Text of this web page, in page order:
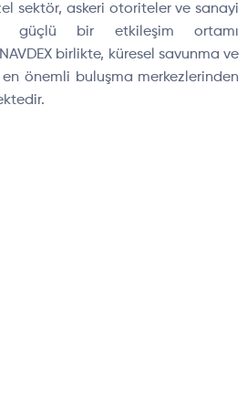
sektör, askeri otoriteler ve sanayi
güçlü bir etkileşim ortamı
birlikte, küresel savunma ve
önemli buluşma merkezlerinden